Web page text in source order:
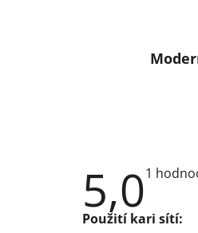
5,0 je
5,0
1
Použití kari sítí: